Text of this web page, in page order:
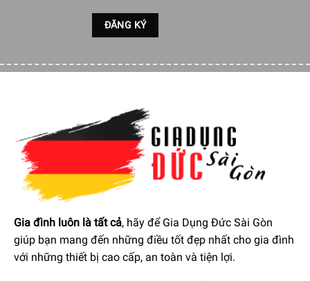
phẩm tươi sống, thực phẩm chín lên tới gần 4 lần. Bằng
cách đóng nắp và sử dụng máy hút chân không tương
bên trong hộp, ngăn không khí và tốc độ xâm nhập. Ngăn
tận hưởng thực phẩm tươi ngon và lâu hơn, đồng thời
giảm thiểu lãng phí và tiết kiệm chi phí.
Các lợi thế quan trọng của bảo quản chân không:
Vitamin, khoáng chất, dinh dưỡng và hương vị của thực
Kìm hãm sự phát triển của nấm mốc và vi khuẩn sẽ
giúp gia tăng tuổi thọ của thực phẩm
Gia đình luôn là tất cả, hãy để Gia Dụng Đức Sài Gòn
giúp bạn mang đến những điều tốt đẹp nhất cho gia đình
với những thiết bị cao cấp, an toàn và tiện lợi.